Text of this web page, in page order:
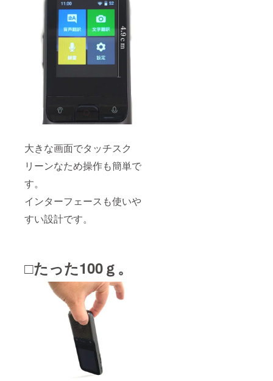
大きな画面でタッチスク
リーンなため操作も簡単で
す。
インターフェースも使いや
すい設計です。
□たった100ｇ。